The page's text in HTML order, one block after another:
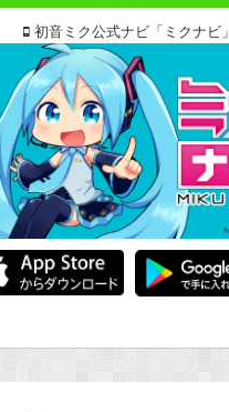
初音ミク公式ナビ「ミクナビ」